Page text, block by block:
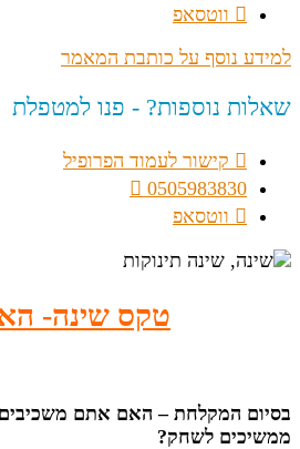
ווטסאפ
למידע נוסף על כותבת המאמר
שאלות נוספות? - פנו למטפלת
קישור לעמוד הפרופיל
0505983830
ווטסאפ
טקס שינה-
בסיום המקלחת – האם אתם
ממשיכים לשחק?